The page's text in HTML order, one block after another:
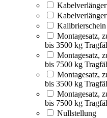
Kalibrierschein
Montagesatz,
bis 3500 kg
Montagesatz,
bis 7500 kg
Montagesatz,
bis 3500 kg
Montagesatz,
bis 7500 kg
Nullstellung